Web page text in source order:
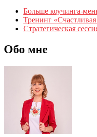
Больше коучинга-
Тренинг
Стратегическая
Обо мне